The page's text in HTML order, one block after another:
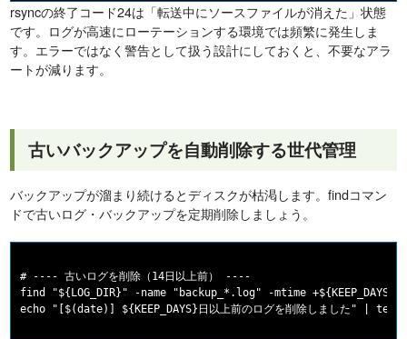
rsyncの終了コード24は「転送中にソースファイルが消えた」状態
です。ログが高速にローテーションする環境では頻繁に発生しま
す。エラーではなく警告として扱う設計にしておくと、不要なアラ
ートが減ります。
古いバックアップを自動削除する世代管理
バックアップが溜まり続けるとディスクが枯渇します。findコマン
ドで古いログ・バックアップを定期削除しましょう。
# ---- 古いログを削除（14日以上前） ----
find "${LOG_DIR}" -name "backup_*.log" -mtime +${KEEP_DAYS}